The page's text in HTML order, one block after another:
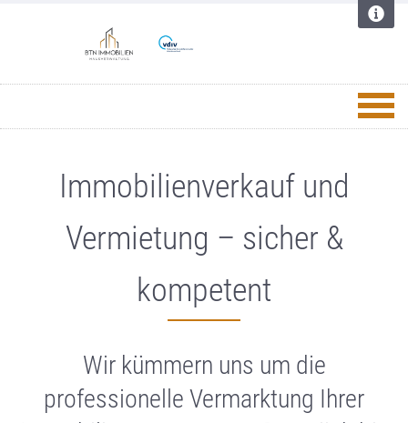
Immobilienverkauf und
Vermietung – sicher &
kompetent
Wir kümmern uns um die
professionelle Vermarktung Ihrer